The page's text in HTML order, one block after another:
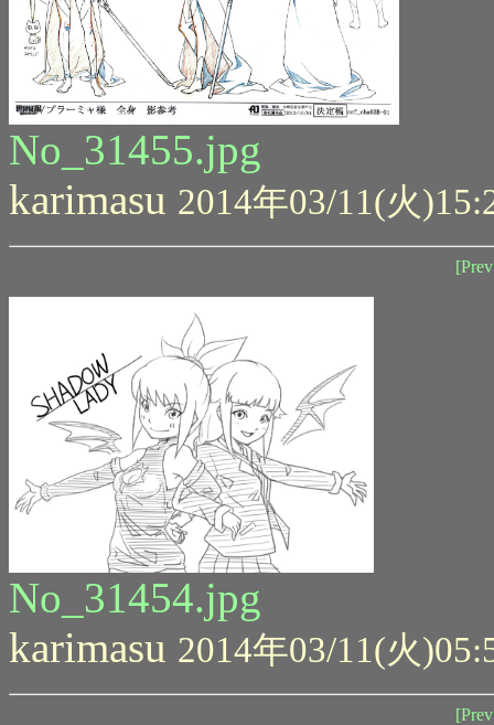
No_31455.jpg
karimasu 2014年03/11(火
No_31454.jpg
karimasu 2014年03/11(火